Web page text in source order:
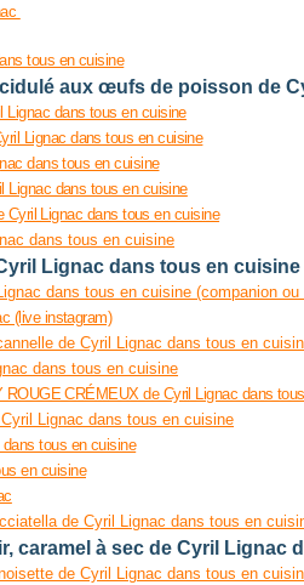
tous en cuisine
aux œufs de poisson de
Lignac dans tous en cuisine
Lignac dans tous en cuisine
dans tous en cuisine
Lignac dans tous en cuisine
Lignac dans tous en cuisine
dans tous en cuisine
Lignac dans tous en cuisine
dans tous en cuisine (companion ou
(live instagram)
de Cyril Lignac dans tous en
dans tous en cuisine
ROUGE CRÉMEUX de Cyril Lignac dans
Lignac dans tous en cuisine
tous en cuisine
en cuisine
de Cyril Lignac dans tous en
caramel à sec de Cyril Lignac
de Cyril Lignac dans tous en